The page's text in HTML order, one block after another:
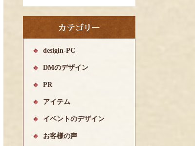
desigin-PC
DMのデザイン
PR
アイテム
イベントのデザイン
お客様の声